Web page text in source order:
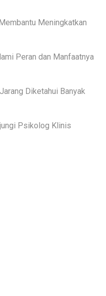
Meningkatkan
Peran dan Manfaatnya
Diketahui Banyak
Psikolog Klinis